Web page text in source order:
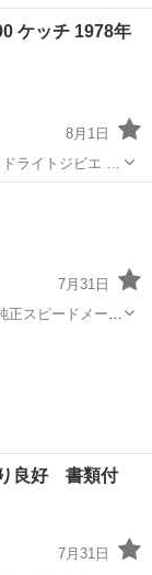
ケッチ 1978年
8月1日
ライトジビエ …
7月31日
正スピードメータ
良好 書類付
7月31日